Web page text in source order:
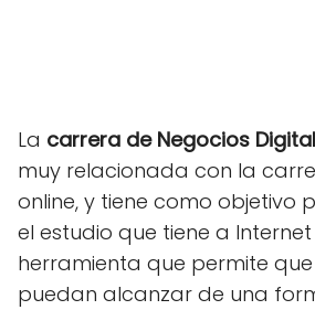
La carrera de Negocios
muy relacionada con la
online, y tiene como objetivo
el estudio que tiene a
herramienta que permite
puedan alcanzar de una